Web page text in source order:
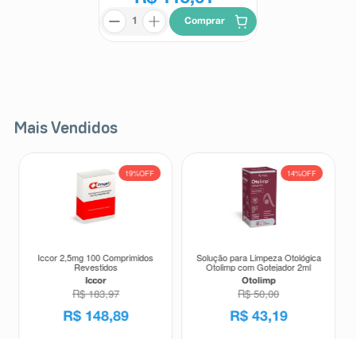
Comprar
Mais Vendidos
19%OFF
Iccor 2,5mg 100 Comprimidos
Revestidos
Iccor
R$ 183,97
R$ 148,89
14%OFF
Solução para Limpeza Otológica
Otolimp com Gotejador 2ml
Otolimp
R$ 50,00
R$ 43,19